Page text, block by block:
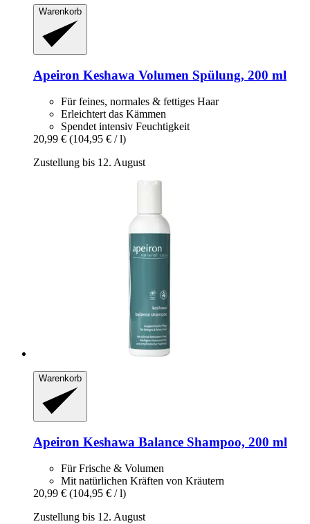
Warenkorb
Apeiron Keshawa Volumen Spülung, 200 ml
Für feines, normales & fettiges Haar
Erleichtert das Kämmen
Spendet intensiv Feuchtigkeit
20,99 € (104,95 € / l)
Zustellung bis 12. August
Warenkorb
Apeiron Keshawa Balance Shampoo, 200 ml
Für Frische & Volumen
Mit natürlichen Kräften von Kräutern
20,99 € (104,95 € / l)
Zustellung bis 12. August